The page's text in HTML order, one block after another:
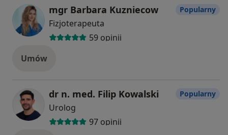
mgr Barbara Kuzniecow
Fizjoterapeuta
59 opinii
Popularny
Umów
dr n. med. Filip Kowalski
Urolog
97 opinii
Popularny